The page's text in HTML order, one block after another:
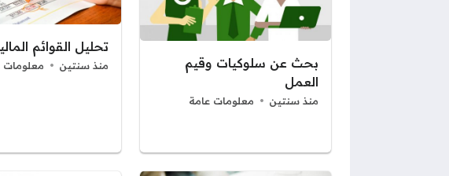
بحث عن سلوكيات وقيم
العمل
منذ سنتين معلومات عامة
تحليل القوائم
منذ سنتين معلومات